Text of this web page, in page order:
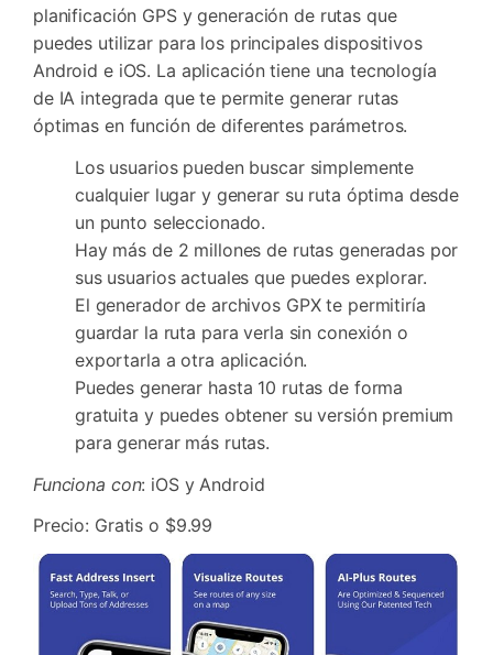
planificación GPS y generación de rutas que
puedes utilizar para los principales dispositivos
Android e iOS. La aplicación tiene una tecnología
de IA integrada que te permite generar rutas
óptimas en función de diferentes parámetros.
Los usuarios pueden buscar simplemente
cualquier lugar y generar su ruta óptima desde
un punto seleccionado.
Hay más de 2 millones de rutas generadas por
sus usuarios actuales que puedes explorar.
El generador de archivos GPX te permitiría
guardar la ruta para verla sin conexión o
exportarla a otra aplicación.
Puedes generar hasta 10 rutas de forma
gratuita y puedes obtener su versión premium
para generar más rutas.
Funciona con: iOS y Android
Precio: Gratis o $9.99